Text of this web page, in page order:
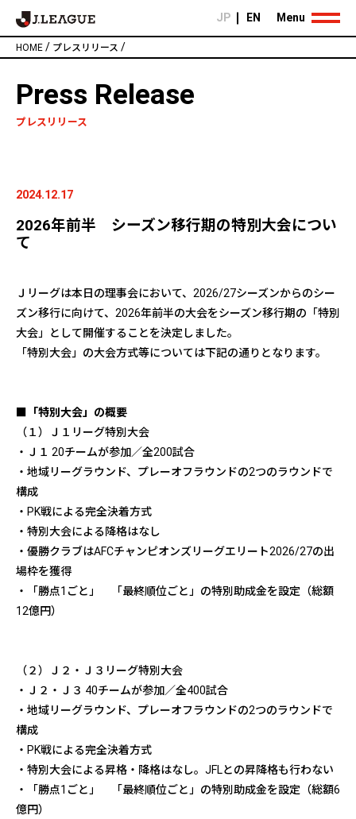
JP EN
HOME / プレスリリース /
Menu
Press Release
プレスリリース
2024.12.17
2026年前半 シーズン移行期の特別大会につい
て
Ｊリーグは本日の理事会において、2026/27シーズンからのシー
ズン移行に向けて、2026年前半の大会をシーズン移行期の「特別
大会」として開催することを決定しました。
「特別大会」の大会方式等については下記の通りとなります。
■「特別大会」の概要
（１）Ｊ１リーグ特別大会
・Ｊ１ 20チームが参加／全200試合
・地域リーグラウンド、プレーオフラウンドの2つのラウンドで
構成
・PK戦による完全決着方式
・特別大会による降格はなし
・優勝クラブはAFCチャンピオンズリーグエリート2026/27の出
場枠を獲得
・「勝点1ごと」 「最終順位ごと」の特別助成金を設定（総額
12億円）
（２）Ｊ２・Ｊ３リーグ特別大会
・Ｊ２・Ｊ３ 40チームが参加／全400試合
・地域リーグラウンド、プレーオフラウンドの2つのラウンドで
構成
・PK戦による完全決着方式
・特別大会による昇格・降格はなし。JFLとの昇降格も行わない
・「勝点1ごと」 「最終順位ごと」の特別助成金を設定（総額6
億円）